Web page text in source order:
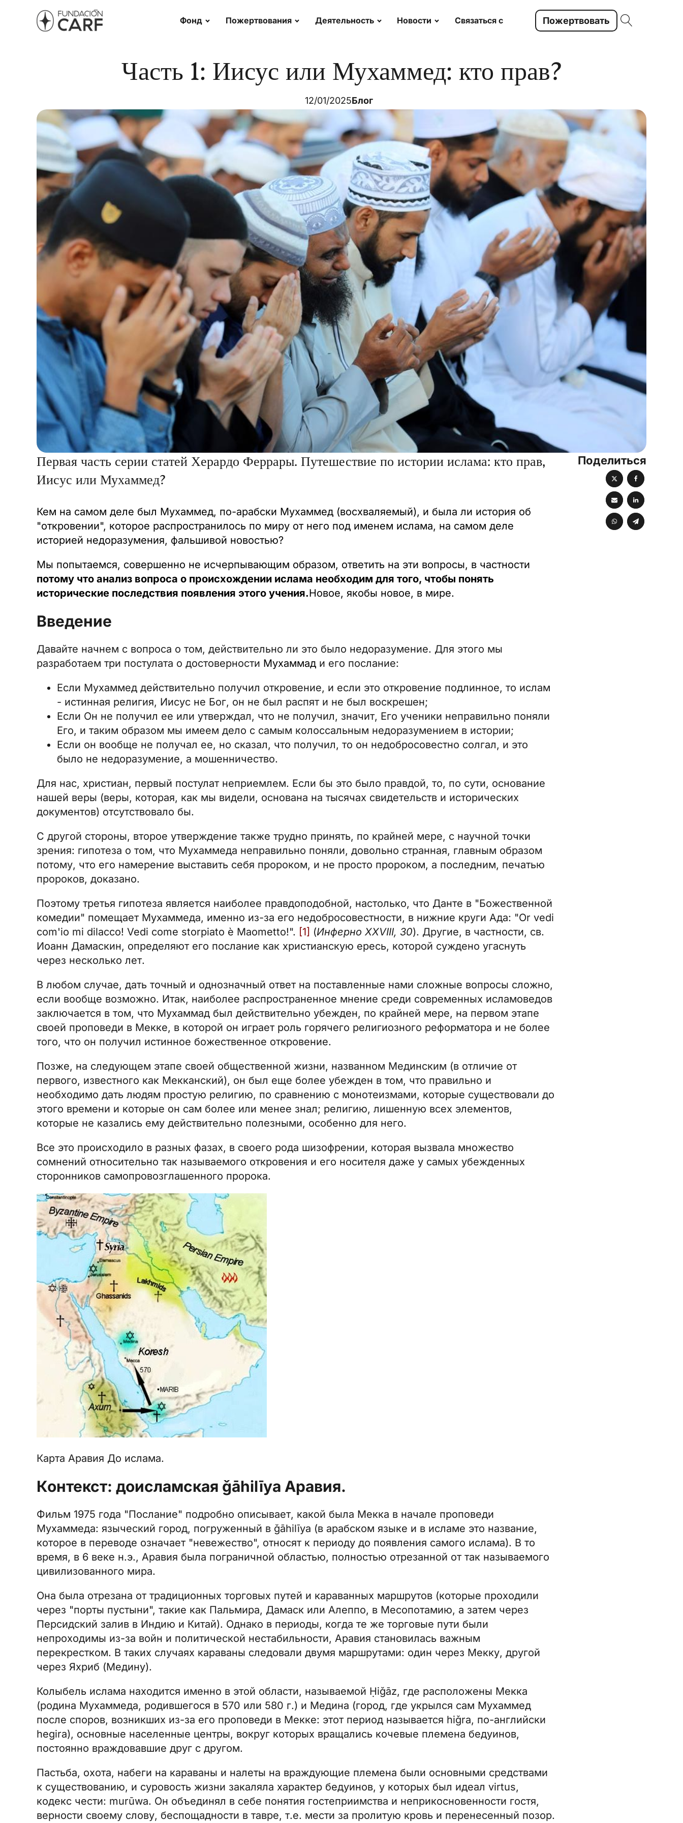
Фонд Пожертвования Деятельность Новости Связаться с Пожертвовать
Часть 1: Иисус или Мухаммед: кто прав?
12/01/2025Блог
Первая часть серии статей Херардо Феррары. Путешествие по истории ислама: кто прав,
Иисус или Мухаммед?
Кем на самом деле был Мухаммед, по-арабски Мухаммед (восхваляемый), и была ли история об
"откровении", которое распространилось по миру от него под именем ислама, на самом деле
историей недоразумения, фальшивой новостью?
Мы попытаемся, совершенно не исчерпывающим образом, ответить на эти вопросы, в частности
потому что анализ вопроса о происхождении ислама необходим для того, чтобы понять
исторические последствия появления этого учения.Новое, якобы новое, в мире.
Введение
Давайте начнем с вопроса о том, действительно ли это было недоразумение. Для этого мы
разработаем три постулата о достоверности Мухаммад и его послание:
Если Мухаммед действительно получил откровение, и если это откровение подлинное, то ислам
- истинная религия, Иисус не Бог, он не был распят и не был воскрешен;
Если Он не получил ее или утверждал, что не получил, значит, Его ученики неправильно поняли
Его, и таким образом мы имеем дело с самым колоссальным недоразумением в истории;
Если он вообще не получал ее, но сказал, что получил, то он недобросовестно солгал, и это
было не недоразумение, а мошенничество.
Для нас, христиан, первый постулат неприемлем. Если бы это было правдой, то, по сути, основание
нашей веры (веры, которая, как мы видели, основана на тысячах свидетельств и исторических
документов) отсутствовало бы.
С другой стороны, второе утверждение также трудно принять, по крайней мере, с научной точки
зрения: гипотеза о том, что Мухаммеда неправильно поняли, довольно странная, главным образом
потому, что его намерение выставить себя пророком, и не просто пророком, а последним, печатью
пророков, доказано.
Поэтому третья гипотеза является наиболее правдоподобной, настолько, что Данте в "Божественной
комедии" помещает Мухаммеда, именно из-за его недобросовестности, в нижние круги Ада: "Or vedi
com'io mi dilacco! Vedi come storpiato è Maometto!". [1] (Инферно XXVIII, 30). Другие, в частности, св.
Иоанн Дамаскин, определяют его послание как христианскую ересь, которой суждено угаснуть
через несколько лет.
В любом случае, дать точный и однозначный ответ на поставленные нами сложные вопросы сложно,
если вообще возможно. Итак, наиболее распространенное мнение среди современных исламоведов
заключается в том, что Мухаммад был действительно убежден, по крайней мере, на первом этапе
своей проповеди в Мекке, в которой он играет роль горячего религиозного реформатора и не более
того, что он получил истинное божественное откровение.
Позже, на следующем этапе своей общественной жизни, названном Мединским (в отличие от
первого, известного как Мекканский), он был еще более убежден в том, что правильно и
необходимо дать людям простую религию, по сравнению с монотеизмами, которые существовали до
этого времени и которые он сам более или менее знал; религию, лишенную всех элементов,
которые не казались ему действительно полезными, особенно для него.
Все это происходило в разных фазах, в своего рода шизофрении, которая вызвала множество
сомнений относительно так называемого откровения и его носителя даже у самых убежденных
сторонников самопровозглашенного пророка.
Карта Аравия До ислама.
Контекст: доисламская ǧāhilīya Аравия.
Фильм 1975 года "Послание" подробно описывает, какой была Мекка в начале проповеди
Мухаммеда: языческий город, погруженный в ǧāhilīya (в арабском языке и в исламе это название,
которое в переводе означает "невежество", относят к периоду до появления самого ислама). В то
время, в 6 веке н.э., Аравия была пограничной областью, полностью отрезанной от так называемого
цивилизованного мира.
Она была отрезана от традиционных торговых путей и караванных маршрутов (которые проходили
через "порты пустыни", такие как Пальмира, Дамаск или Алеппо, в Месопотамию, а затем через
Персидский залив в Индию и Китай). Однако в периоды, когда те же торговые пути были
непроходимы из-за войн и политической нестабильности, Аравия становилась важным
перекрестком. В таких случаях караваны следовали двумя маршрутами: один через Мекку, другой
через Яхриб (Медину).
Колыбель ислама находится именно в этой области, называемой Ḥiǧāz, где расположены Мекка
(родина Мухаммеда, родившегося в 570 или 580 г.) и Медина (город, где укрылся сам Мухаммед
после споров, возникших из-за его проповеди в Мекке: этот период называется hiǧra, по-английски
hegira), основные населенные центры, вокруг которых вращались кочевые племена бедуинов,
постоянно враждовавшие друг с другом.
Пастьба, охота, набеги на караваны и налеты на враждующие племена были основными средствами
к существованию, и суровость жизни закаляла характер бедуинов, у которых был идеал virtus,
кодекс чести: murūwa. Он объединял в себе понятия гостеприимства и неприкосновенности гостя,
верности своему слову, беспощадности в тавре, т.е. мести за пролитую кровь и перенесенный позор.
Поделиться